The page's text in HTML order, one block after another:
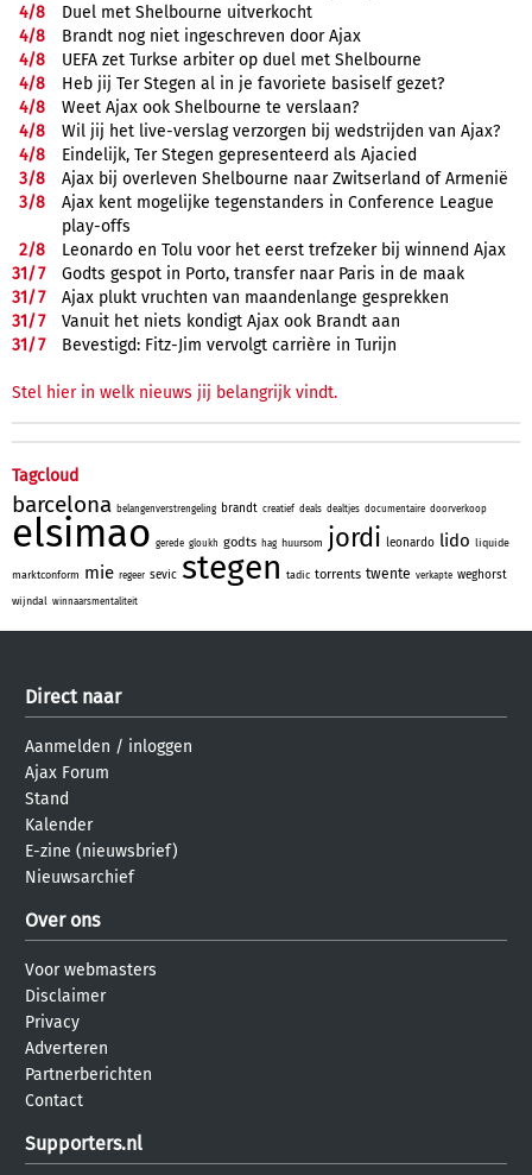
4/8
Duel met Shelbourne uitverkocht
4/8
Brandt nog niet ingeschreven door Ajax
4/8
UEFA zet Turkse arbiter op duel met Shelbourne
4/8
Heb jij Ter Stegen al in je favoriete basiself gezet?
4/8
Weet Ajax ook Shelbourne te verslaan?
4/8
Wil jij het live-verslag verzorgen bij wedstrijden van Ajax?
4/8
Eindelijk, Ter Stegen gepresenteerd als Ajacied
3/8
Ajax bij overleven Shelbourne naar Zwitserland of Armenië
3/8
Ajax kent mogelijke tegenstanders in Conference League
play-offs
2/8
Leonardo en Tolu voor het eerst trefzeker bij winnend Ajax
31/7
Godts gespot in Porto, transfer naar Paris in de maak
31/7
Ajax plukt vruchten van maandenlange gesprekken
31/7
Vanuit het niets kondigt Ajax ook Brandt aan
31/7 Bevestigd: Fitz-Jim vervolgt carrière in Turijn
Stel hier in welk nieuws jij belangrijk vindt.
Tagcloud
barcelona belangenverstrengeling brandt creatief deals dealtjes documentaire doorverkoop
elsimao gerede gloukh godts hag huursom jordi leonardo lido liquide
marktconform mie regeer sevic stegen tadic torrents twente verkapte weghorst
wijndal winnaarsmentaliteit
Direct naar
Aanmelden / inloggen
Ajax Forum
Stand
Kalender
E-zine (nieuwsbrief)
Nieuwsarchief
Over ons
Voor webmasters
Disclaimer
Privacy
Adverteren
Partnerberichten
Contact
Supporters.nl